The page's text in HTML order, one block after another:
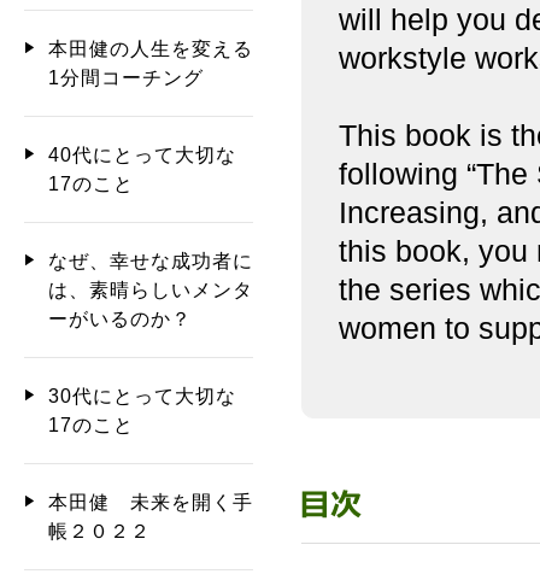
will help you
workstyle
This book is
following “The
Increasing,
this book, you
the series
women to
本田健の人生を変える
1分間コーチング
40代にとって大切な
17のこと
なぜ、幸せな成功者に
は、素晴らしいメンタ
ーがいるのか？
30代にとって大切な
17のこと
本田健 未来を開く手
帳２０２２